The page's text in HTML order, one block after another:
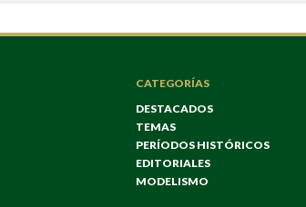
CATEGORÍAS
DESTACADOS
TEMAS
PERÍODOS HISTÓRICOS
EDITORIALES
MODELISMO